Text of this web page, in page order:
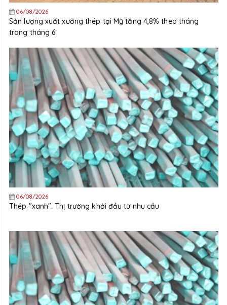
06/08/2026
Sản lượng xuất xưởng thép tại Mỹ tăng 4,8% theo tháng
trong tháng 6
06/08/2026
Thép "xanh": Thị trường khởi đầu từ nhu cầu